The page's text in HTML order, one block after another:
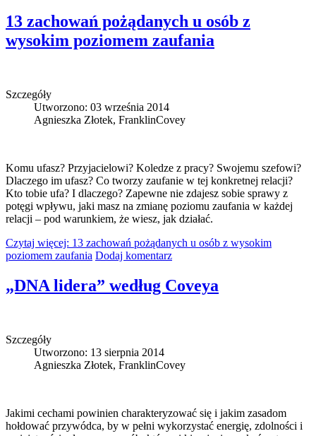
13 zachowań pożądanych u osób z
wysokim poziomem zaufania
Szczegóły
Utworzono: 03 września 2014
Agnieszka Złotek, FranklinCovey
Komu ufasz? Przyjacielowi? Koledze z pracy? Swojemu szefowi?
Dlaczego im ufasz? Co tworzy zaufanie w tej konkretnej relacji?
Kto tobie ufa? I dlaczego? Zapewne nie zdajesz sobie sprawy z
potęgi wpływu, jaki masz na zmianę poziomu zaufania w każdej
relacji – pod warunkiem, że wiesz, jak działać.
Czytaj więcej: 13 zachowań pożądanych u osób z wysokim
poziomem zaufania Dodaj komentarz
„DNA lidera” według Coveya
Szczegóły
Utworzono: 13 sierpnia 2014
Agnieszka Złotek, FranklinCovey
Jakimi cechami powinien charakteryzować się i jakim zasadom
hołdować przywódca, by w pełni wykorzystać energię, zdolności i